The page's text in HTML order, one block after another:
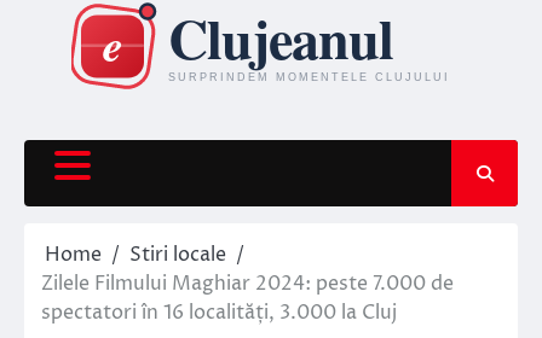
content
Home
Stiri locale
Zilele Filmului Maghiar 2024: peste 7.000 de
spectatori în 16 localități, 3.000 la Cluj